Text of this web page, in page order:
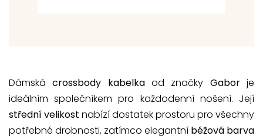
Dámskácrossbody kabelkaod značky Gaborje
ideálním společníkem pro každodenní nošení. Její
střední velikost nabízí dostatek prostoru pro všechny
potřebné drobnosti, zatímco elegantní béžová barva